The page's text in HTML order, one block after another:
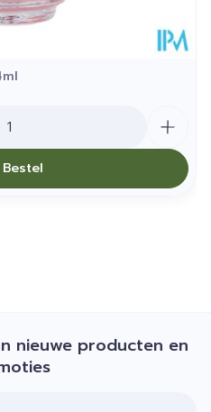
Bestel
nieuwe producten en